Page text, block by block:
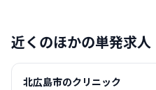
近くのほかの単発求人
北広島市のクリニック